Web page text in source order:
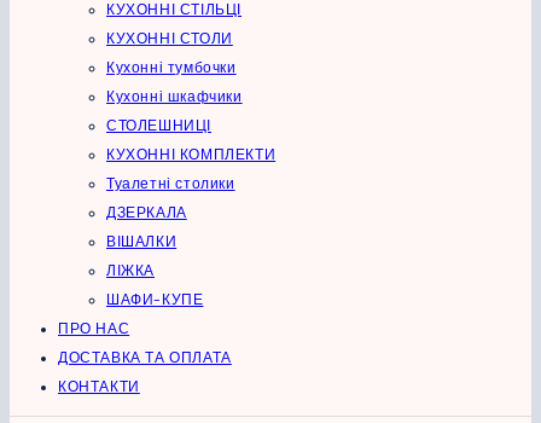
КУХОННІ СТІЛЬЦІ
КУХОННІ СТОЛИ
Кухонні тумбочки
Кухонні шкафчики
СТОЛЕШНИЦІ
КУХОННІ КОМПЛЕКТИ
Туалетні столики
ДЗЕРКАЛА
ВІШАЛКИ
ЛІЖКА
ШАФИ-КУПЕ
ПРО НАС
ДОСТАВКА ТА ОПЛАТА
КОНТАКТИ